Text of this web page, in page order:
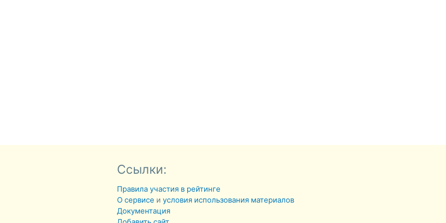
Ссылки:
Правила участия в рейтинге
О сервисе иусловия использования материалов
Документация